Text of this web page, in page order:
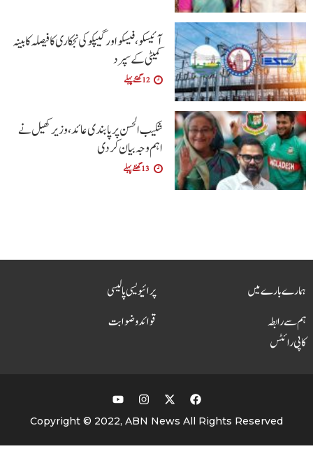
آئیسکو، فیسکو اور گیپکو کی نجکاری کا فیصلہ کابینہ
کمیٹی کے سپرد
12 گھنٹے پہلے
شکیب الحسن پر پابندی عائد، وزیر کھیل نے
اہم وجہ بیان کر دی
13 گھنٹے پہلے
ہمارے بارے میں
ہم سے رابطہ
پرائیویسی پالیسی
قوائد و ضوابت
کاپی رائٹس
Copyright © 2022, ABN News All Rights Reserved